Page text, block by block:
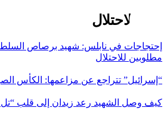
امن الاحتلال
إحتجاجات في نابلس: شهيد برصاص السلطة
مطلوبين للاحتلال
“إسرائيل” تتراجع عن مزاعمها: الكأس
كيف وصل الشهيد رعد زيدان إلى قلب “تل